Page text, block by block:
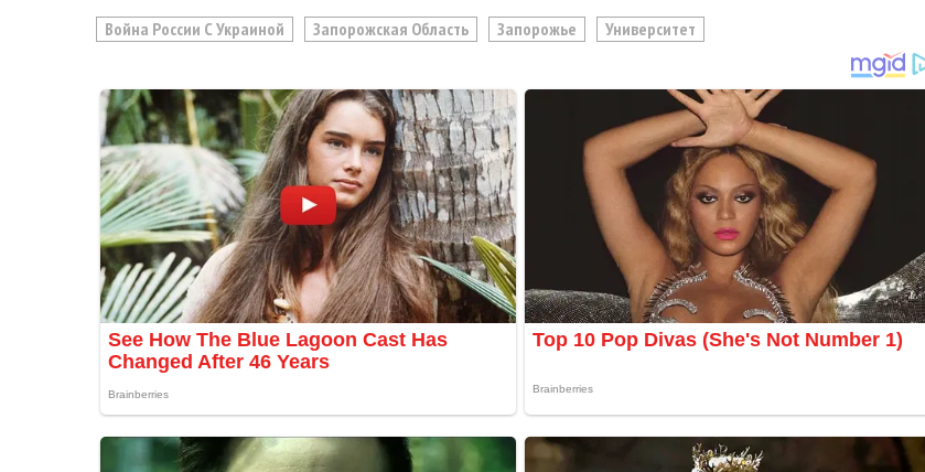
Война России С Украиной Запорожская Область Запорожье Университет